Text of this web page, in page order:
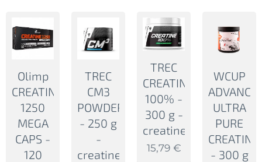
Olimp
CREATINE
1250
MEGA
CAPS -
120
TREC
CM3
POWDER
- 250 g
-
creatine
TREC
CREATINE
100% -
300 g -
creatine
15,79€
WCUP
ULTRA
PURE
CREATINE
- 300 g